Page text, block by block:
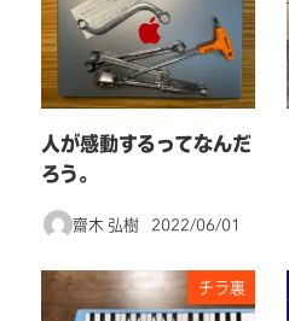
人が感動するってなんだ
ろう。
齋木 弘樹 投稿日
2022/06/01
チラ裏